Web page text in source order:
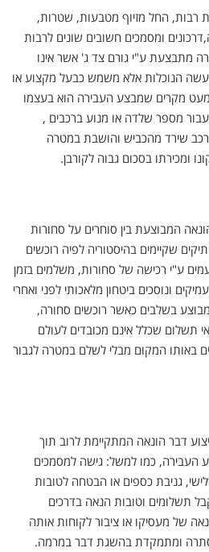
רבות, החל מזיוף מטבעות, שטרות,
ומסמכים חשובים שונים לרבות
מתבצעת ע"י גורם צד ג' אשר אינו
הנוכלות אלא משמש כבעל מקצוע או
מקרים שמבצע העבירה הוא בעצמו
עבור מספר שלדה או מנוע ברכבים ,
שירד מהכביש והושבת במטרה
ומכירתו בסכום גבוה לקורבן.
המבוצעת בין סוחרים על סחורות
שקיימים בהיסטוריה לפיה רוכשים
ע"י רכישה של סחורות, משלמים בזמן
ונוסכים ביטחון מלאכותי לפני ואחרי
בשלבים כאשר רוכשים סחורה,
תשלום שכלל אינם מכובדים לעולם
באותו המקום מבלי לשלם במטרה לגבור
דבר הונאה המתקיימת לרוב תוך
העבירה, כמו למשל: גישה למסמכים
גניבת כספים או הבטחה לטובות
תשלומים וטובות הנאה בדרכים
של מעסיקו או ציבור לקוחות אותה
ומתמקדת בהשגת דבר במרמה.